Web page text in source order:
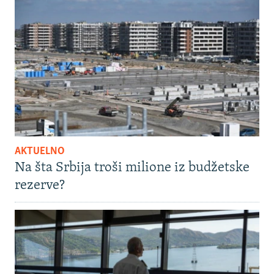
AKTUELNO
Na šta Srbija troši milione iz budžetske
rezerve?